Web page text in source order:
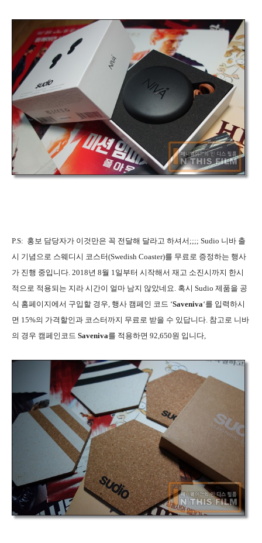
P.S: 홍보 담당자가 이것만은 꼭 전달해 달라고 하셔서;;;; Sudio 니바 출
시 기념으로 스웨디시 코스터(Swedish Coaster)를 무료로 증정하는 행사
가 진행 중입니다. 2018년 8월 1일부터 시작해서 재고 소진시까지 한시
적으로 적용되는 지라 시간이 얼마 남지 않았네요. 혹시 Sudio 제품을 공
식 홈페이지에서 구입할 경우, 행사 캠페인 코드 ‘Saveniva‘를 입력하시
면 15%의 가격할인과 코스터까지 무료로 받을 수 있답니다. 참고로 니바
의 경우 캠페인코드 Saveniva를 적용하면 92,650원 입니다,